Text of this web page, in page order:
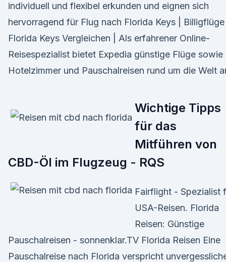
individuell und flexibel erkunden und eignen sich
hervorragend für Flug nach Florida Keys | Billigflüge
Florida Keys Vergleichen | Als erfahrener Online-
Reisespezialist bietet Expedia günstige Flüge sowie
Hotelzimmer und Pauschalreisen rund um die Welt
Wichtige Tipps
für das
Mitführen von
CBD-Öl im Flugzeug - RQS
Fairflight - Spezialist
USA-Reisen. Florida
Reisen: Günstige
Pauschalreisen - sonnenklar.TV Florida Reisen Eine
Pauschalreise nach Florida verspricht